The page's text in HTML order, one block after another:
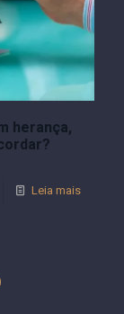
herança,
Leia mais